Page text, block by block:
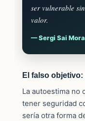
ser vulnerable
valor.
— Sergi Sai
El falso
La autoestima no
tener seguridad
sería otra forma